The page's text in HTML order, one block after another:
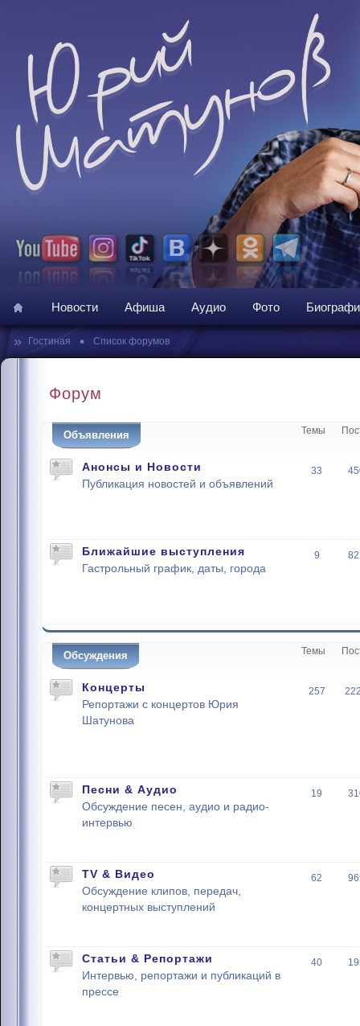
Новости Афиша Аудио Фото
» Гостиная • Список форумов
Форум
Объявления Темы
Анонсы и Новости
Публикация новостей и объявлений
33
Ближайшие выступления
Гастрольный график, даты, города
9
Обсуждения Темы
Концерты
Репортажи с концертов Юрия
Шатунова
257
Песни & Аудио
Обсуждение песен, аудио и радио-
интервью
19
TV & Видео
Обсуждение клипов, передач,
концертных выступлений
62
Статьи & Репортажи
Интервью, репортажи и публикаций в
прессе
40